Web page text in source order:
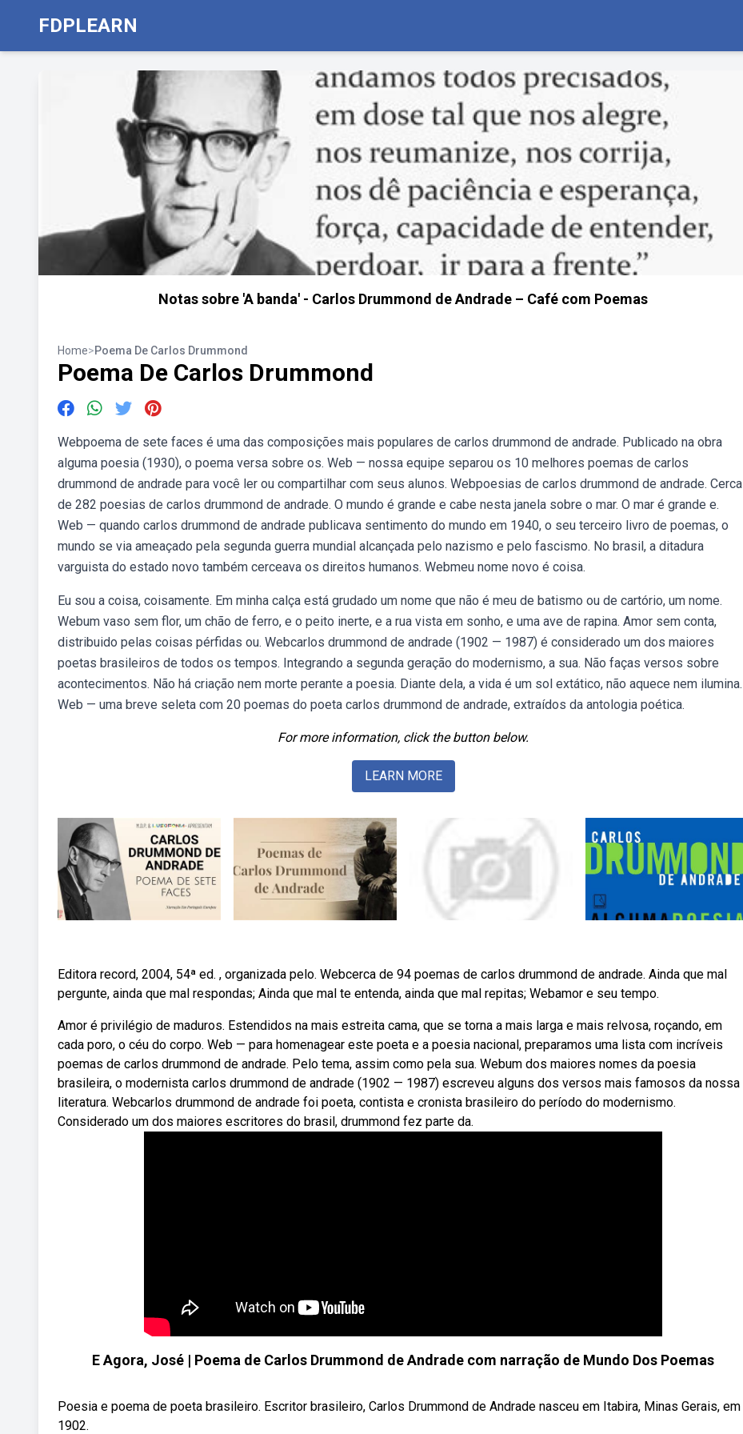
FDPLEARN
Notas sobre 'A banda' - Carlos Drummond de Andrade – Café com Poemas
Home>Poema De Carlos Drummond
Poema De Carlos Drummond
Webpoema de sete faces é uma das composições mais populares de carlos drummond de andrade. Publicado na obra
alguma poesia (1930), o poema versa sobre os. Web — nossa equipe separou os 10 melhores poemas de carlos
drummond de andrade para você ler ou compartilhar com seus alunos. Webpoesias de carlos drummond de andrade. Cerca
de 282 poesias de carlos drummond de andrade. O mundo é grande e cabe nesta janela sobre o mar. O mar é grande e.
Web — quando carlos drummond de andrade publicava sentimento do mundo em 1940, o seu terceiro livro de poemas, o
mundo se via ameaçado pela segunda guerra mundial alcançada pelo nazismo e pelo fascismo. No brasil, a ditadura
varguista do estado novo também cerceava os direitos humanos. Webmeu nome novo é coisa.
Eu sou a coisa, coisamente. Em minha calça está grudado um nome que não é meu de batismo ou de cartório, um nome.
Webum vaso sem flor, um chão de ferro, e o peito inerte, e a rua vista em sonho, e uma ave de rapina. Amor sem conta,
distribuido pelas coisas pérfidas ou. Webcarlos drummond de andrade (1902 — 1987) é considerado um dos maiores
poetas brasileiros de todos os tempos. Integrando a segunda geração do modernismo, a sua. Não faças versos sobre
acontecimentos. Não há criação nem morte perante a poesia. Diante dela, a vida é um sol extático, não aquece nem ilumina.
Web — uma breve seleta com 20 poemas do poeta carlos drummond de andrade, extraídos da antologia poética.
For more information, click the button below.
LEARN MORE
Editora record, 2004, 54ª ed. , organizada pelo. Webcerca de 94 poemas de carlos drummond de andrade. Ainda que mal
pergunte, ainda que mal respondas; Ainda que mal te entenda, ainda que mal repitas; Webamor e seu tempo.
Amor é privilégio de maduros. Estendidos na mais estreita cama, que se torna a mais larga e mais relvosa, roçando, em
cada poro, o céu do corpo. Web — para homenagear este poeta e a poesia nacional, preparamos uma lista com incríveis
poemas de carlos drummond de andrade. Pelo tema, assim como pela sua. Webum dos maiores nomes da poesia
brasileira, o modernista carlos drummond de andrade (1902 — 1987) escreveu alguns dos versos mais famosos da nossa
literatura. Webcarlos drummond de andrade foi poeta, contista e cronista brasileiro do período do modernismo.
Considerado um dos maiores escritores do brasil, drummond fez parte da.
E Agora, José | Poema de Carlos Drummond de Andrade com narração de Mundo Dos Poemas
Poesia e poema de poeta brasileiro. Escritor brasileiro, Carlos Drummond de Andrade nasceu em Itabira, Minas Gerais, em
1902.